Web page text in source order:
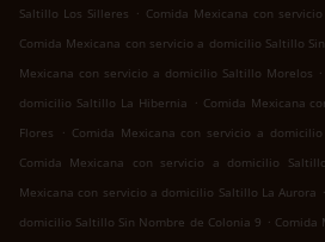
Saltillo Los Silleres . Comida Mexicana con
Comida Mexicana con servicio a domicilio Saltillo
Mexicana con servicio a domicilio Saltillo Morelos .
domicilio Saltillo La Hibernia . Comida Mexicana
Flores
. Comida Mexicana con servicio a
Comida Mexicana con servicio a domicilio
Mexicana con servicio a domicilio Saltillo La Aurora .
domicilio Saltillo Sin Nombre de Colonia 9 . Comida